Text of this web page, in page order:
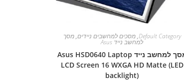
Default Category
,מסכים למחשבים ניידים,מסך
למחשב נייד Asus
מסך למחשב נייד Asus HSD0640 Laptop
LCD Screen 16 WXGA HD Matte (LED
backlight)